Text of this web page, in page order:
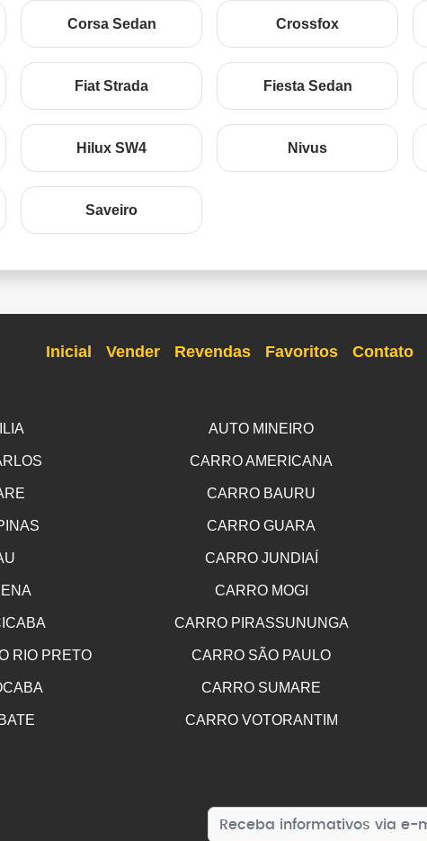
Corsa Sedan Crossfox
Fiat Strada Fiesta Sedan
Hilux SW4 Nivus
Saveiro
Inicial Vender Revendas Favoritos Contato
AUTO MINEIRO
CARRO AMERICANA
CARRO BAURU
CARRO GUARA
CARRO JUNDIAÍ
CARRO MOGI
CARRO PIRASSUNUNGA
RIO PRETO CARRO SÃO PAULO
CARRO SUMARE
CARRO VOTORANTIM